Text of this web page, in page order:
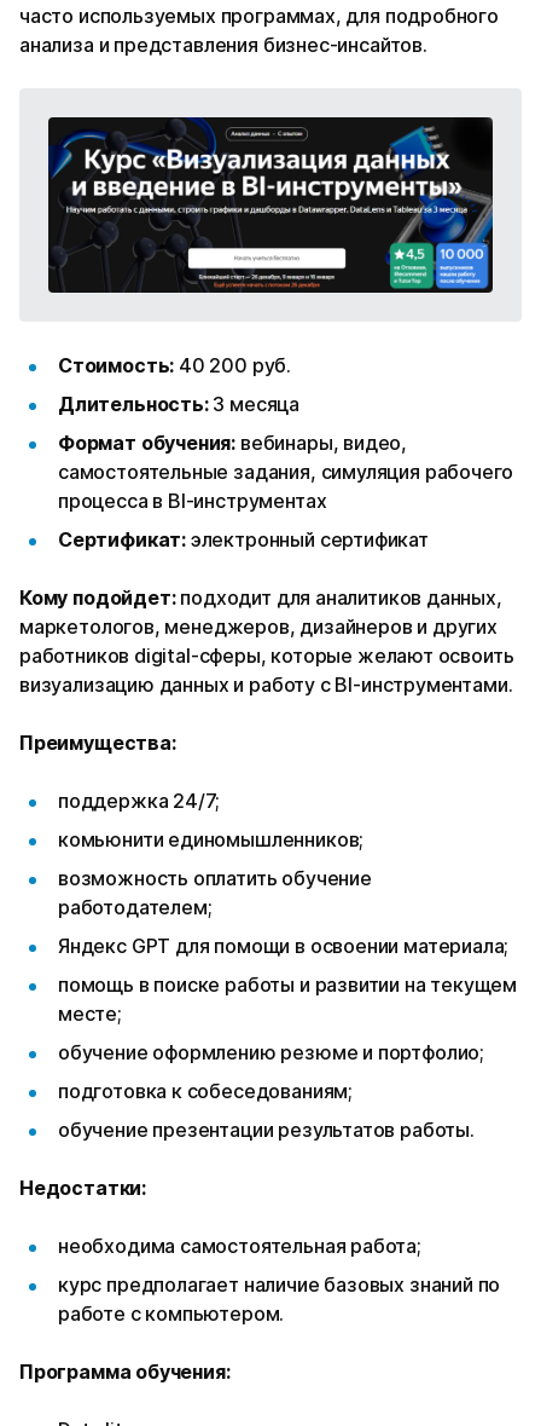
часто используемых программах, для подробного
анализа и представления бизнес-инсайтов.
Стоимость: 40 200 руб.
Длительность: 3 месяца
Формат обучения: вебинары, видео,
самостоятельные задания, симуляция рабочего
процесса в BI-инструментах
Сертификат: электронный сертификат
Кому подойдет: подходит для аналитиков данных,
маркетологов, менеджеров, дизайнеров и других
работников digital-сферы, которые желают освоить
визуализацию данных и работу с BI-инструментами.
Преимущества:
поддержка 24/7;
комьюнити единомышленников;
возможность оплатить обучение
работодателем;
Яндекс GPT для помощи в освоении материала;
помощь в поиске работы и развитии на текущем
месте;
обучение оформлению резюме и портфолио;
подготовка к собеседованиям;
обучение презентации результатов работы.
Недостатки:
необходима самостоятельная работа;
курс предполагает наличие базовых знаний по
работе с компьютером.
Программа обучения: